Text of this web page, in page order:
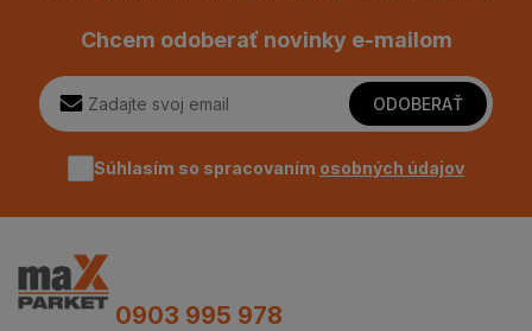
Chcem odoberať novinky e-mailom
ODOBERAŤ
Súhlasím so spracovaním osobných údajov
0903 995 978